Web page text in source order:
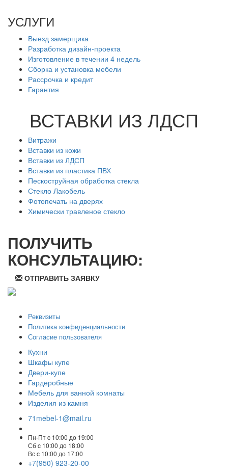
УСЛУГИ
Выезд замерщика
Разработка дизайн-проекта
Изготовление в течении 4 недель
Сборка и установка мебели
Рассрочка и кредит
Гарантия
ВСТАВКИ ИЗ ЛДСП
Витражи
Вставки из кожи
Вставки из ЛДСП
Вставки из пластика ПВХ
Пескоструйная обработка стекла
Стекло Лакобель
Фотопечать на дверях
Химически травленое стекло
ПОЛУЧИТЬ
КОНСУЛЬТАЦИЮ:
ОТПРАВИТЬ ЗАЯВКУ
Реквизиты
Политика конфиденциальности
Согласие пользователя
Кухни
Шкафы купе
Двери-купе
Гардеробные
Мебель для ванной комнаты
Изделия из камня
71mebel-1@mail.ru
Пн-Пт c 10:00 до 19:00
Сб c 10:00 до 18:00
Вс c 10:00 до 17:00
+7(950) 923-20-00